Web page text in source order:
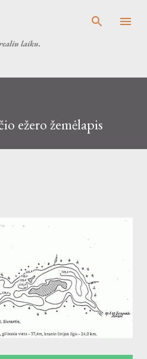
content
laiku.
ežero žemėlapis